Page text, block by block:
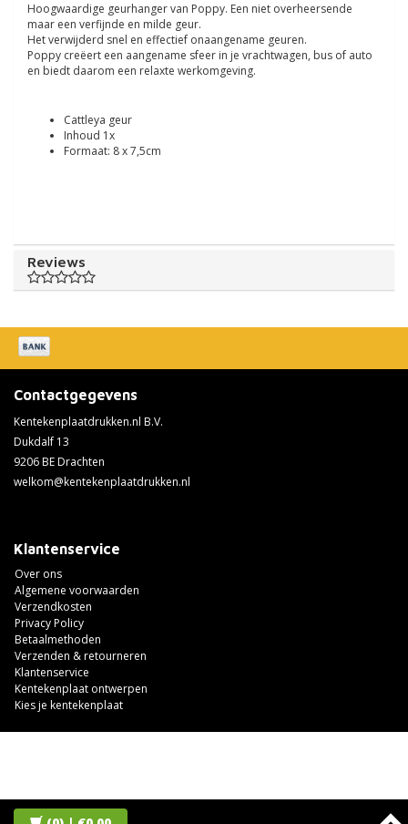
Hoogwaardige geurhanger van Poppy. Een niet overheersende
maar een verfijnde en milde geur.
Het verwijderd snel en effectief onaangename geuren.
Poppy creëert een aangename sfeer in je vrachtwagen, bus of auto
en biedt daarom een relaxte werkomgeving.
Cattleya geur
Inhoud 1x
Formaat: 8 x 7,5cm
Reviews
Contactgegevens
Kentekenplaatdrukken.nl B.V.
Dukdalf 13
9206 BE Drachten
welkom@kentekenplaatdrukken.nl
Klantenservice
Over ons
Algemene voorwaarden
Verzendkosten
Privacy Policy
Betaalmethoden
Verzenden & retourneren
Klantenservice
Kentekenplaat ontwerpen
Kies je kentekenplaat